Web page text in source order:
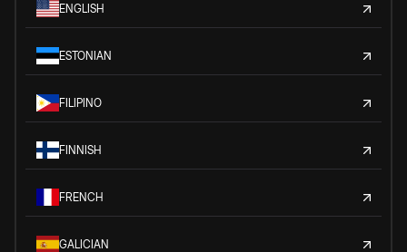
ENGLISH
ESTONIAN
FILIPINO
FINNISH
FRENCH
GALICIAN